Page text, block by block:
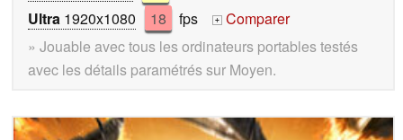
Ultra 1920x1080 18 fps +
Comparer
» Jouable avec tous les ordinateurs portables testés
avec les détails paramétrés sur Moyen.